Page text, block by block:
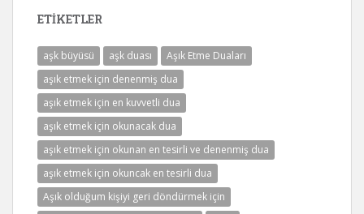
ETIKETLER
aşk büyüsü aşk duası
Aşık Etme Duaları
aşık etmek için denenmiş dua
aşık etmek için en kuvvetli dua
aşık etmek için okunacak dua
aşık etmek için okunan en tesirli ve denenmiş dua
aşık etmek için okuncak en tesirli dua
Aşık olduğum kişiyi geri döndürmek için